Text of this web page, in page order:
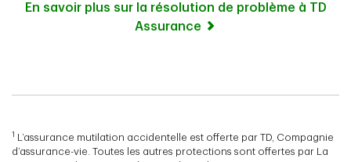
En savoir plus sur la résolution de problème à TD
Assurance
1 L’assurance mutilation accidentelle est offerte par TD, Compagnie
d’assurance-vie. Toutes les autres protections sont offertes par La